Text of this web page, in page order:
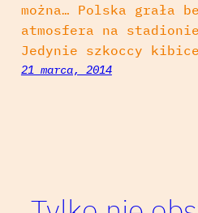
można… Polska grała
atmosfera na
Jedynie szkoccy
21 marca, 2014